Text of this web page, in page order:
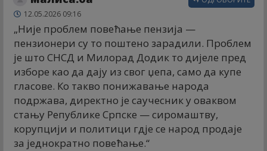
12.05.2026 09:16
„Није проблем повећање пензија —
пензионери су то поштено зарадили. Проблем
је што СНСД и Милорад Додик то дијеле пред
изборе као да дају из свог џепа, само да купе
гласове. Ко такво понижавање народа
подржава, директно је саучесник у оваквом
стању Републике Српске — сиромаштву,
корупцији и политици гдје се народ продаје
за једнократно повећање.“